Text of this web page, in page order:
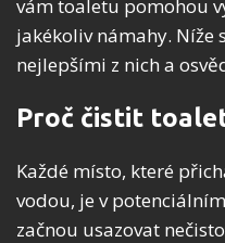
vám toaletu pomohou
jakékoliv námahy. Níže
nejlepšími z nich a
Proč čistit
Každé místo, které
vodou, je v
začnou usazovat